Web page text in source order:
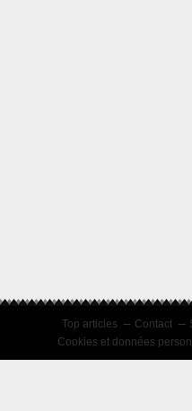
Top articles Contact
Cookies et données